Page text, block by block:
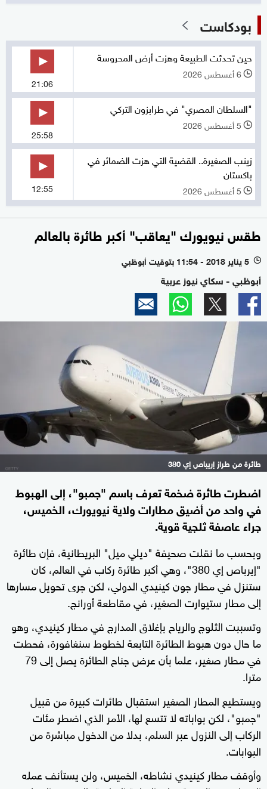
بودكاست
حين تحدثت الطبيعة وهزت أرض المحروسة
l 6 أغسطس 2026
21:06
"السلطان المصري" في طرابزون التركي
l 5 أغسطس 2026
25:58
زينب الصغيرة.. القضية التي هزت الضمائر في
باكستان
l 5 أغسطس 2026 12:55
طقس نيويورك "يعاقب" أكبر طائرة بالعالم
l 5 يناير 2018 - 11:54 بتوقيت أبوظبي
أبوظبي - سكاي نيوز عربية
طائرة من طراز إريباص إي 380
اضطرت طائرة ضخمة تعرف باسم "جمبو"، إلى الهبوط
في واحد من أضيق مطارات ولاية نيويورك، الخميس،
جراء عاصفة ثلجية قوية.
وبحسب ما نقلت صحيفة "ديلي ميل" البريطانية، فإن طائرة
"إيرباص إي 380"، وهي أكبر طائرة ركاب في العالم، كان
ستنزل في مطار جون كينيدي الدولي، لكن جرى تحويل مسارها
إلى مطار ستيوارت الصغير، في مقاطعة أورانج.
وتسببت الثلوج والرياح بإغلاق المدارج في مطار كينيدي، وهو
ما حال دون هبوط الطائرة التابعة لخطوط سنغافورة، فحطت
في مطار صغير، علما بأن عرض جناح الطائرة يصل إلى 79
مترا.
ويستطيع المطار الصغير استقبال طائرات كبيرة من قبيل
"جمبو"، لكن بواباته لا تتسع لها، الأمر الذي اضطر مئات
الركاب إلى النزول عبر السلم، بدلا من الدخول مباشرة من
البوابات.
وأوقف مطار كينيدي نشاطه، الخميس، ولن يستأنف عمله